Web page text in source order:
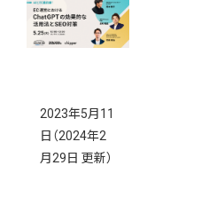
2023年5月11
日 （2024年2
月29日 更新）